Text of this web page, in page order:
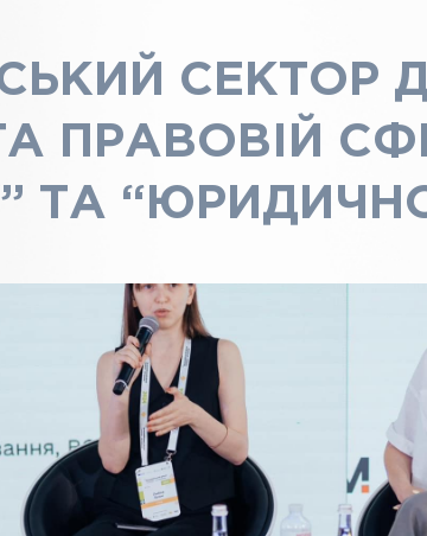
СЕКТОР
ПРАВОВІЙ
ТА